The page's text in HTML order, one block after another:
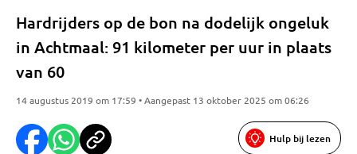
Hardrijders op de bon na dodelijk ongeluk
in Achtmaal: 91 kilometer per uur in plaats
van 60
14 augustus 2019 om 17:59 • Aangepast 13 oktober 2025 om 06:26
Hulp bij lezen